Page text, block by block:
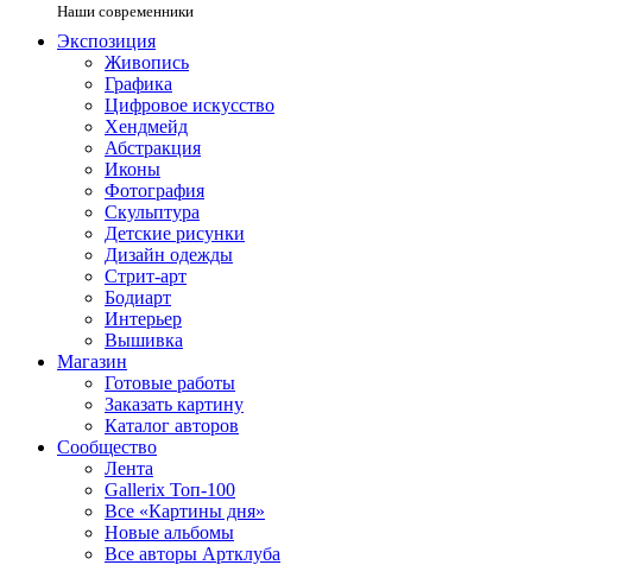
Наши современники
Экспозиция
Живопись
Графика
Цифровое искусство
Хендмейд
Абстракция
Иконы
Фотография
Скульптура
Детские рисунки
Дизайн одежды
Стрит-арт
Бодиарт
Интерьер
Вышивка
Магазин
Готовые работы
Заказать картину
Каталог авторов
Сообщество
Лента
Gallerix Топ-100
Все «Картины дня»
Новые альбомы
Все авторы Артклуба